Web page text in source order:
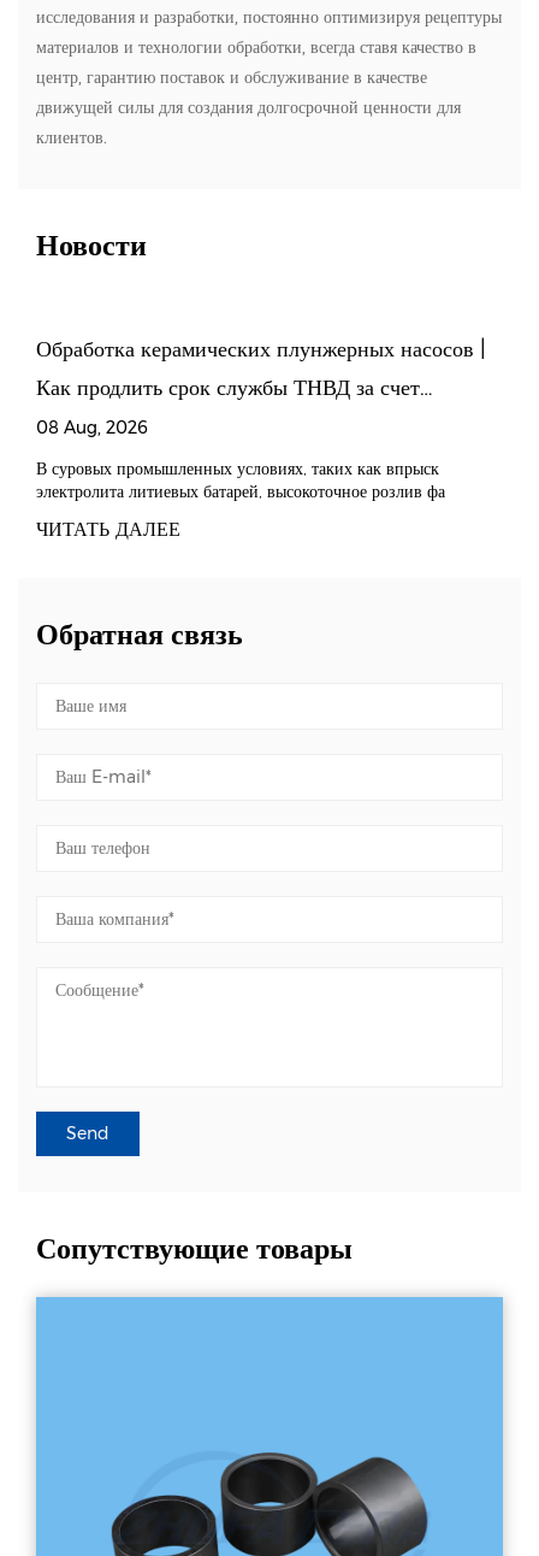
исследования и разработки, постоянно оптимизируя рецептуры
материалов и технологии обработки, всегда ставя качество в
центр, гарантию поставок и обслуживание в качестве
движущей силы для создания долгосрочной ценности для
клиентов.
Новости
Обработка керамических плунжерных насосов |
Как продлить срок службы ТНВД за счет
улучшения допусков посадки?
08 Aug, 2026
В суровых промышленных условиях, таких как впрыск
электролита литиевых батарей, высокоточное розлив фа
ЧИТАТЬ ДАЛЕЕ
Обратная связь
Сопутствующие товары